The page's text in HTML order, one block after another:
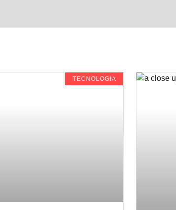
TECNOLOGIA